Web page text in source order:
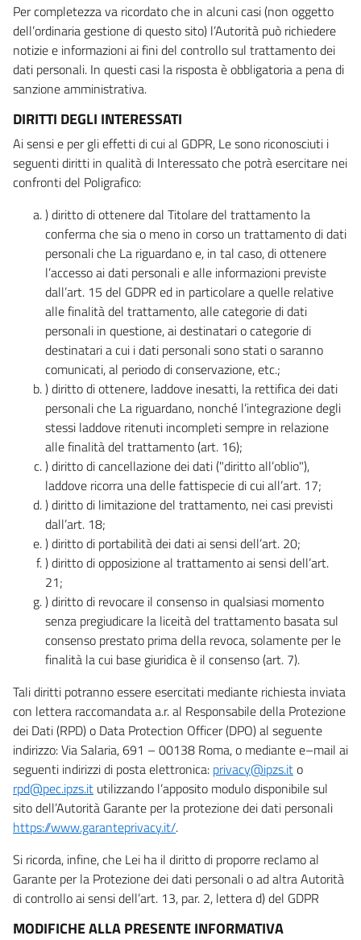
Per completezza va ricordato che in alcuni casi (non oggetto
dell’ordinaria gestione di questo sito) l’Autorità può richiedere
notizie e informazioni ai fini del controllo sul trattamento dei
dati personali. In questi casi la risposta è obbligatoria a pena di
sanzione amministrativa.
DIRITTI DEGLI INTERESSATI
Ai sensi e per gli effetti di cui al GDPR, Le sono riconosciuti i
seguenti diritti in qualità di Interessato che potrà esercitare nei
confronti del Poligrafico:
) diritto di ottenere dal Titolare del trattamento la
conferma che sia o meno in corso un trattamento di dati
personali che La riguardano e, in tal caso, di ottenere
l’accesso ai dati personali e alle informazioni previste
dall’art. 15 del GDPR ed in particolare a quelle relative
alle finalità del trattamento, alle categorie di dati
personali in questione, ai destinatari o categorie di
destinatari a cui i dati personali sono stati o saranno
comunicati, al periodo di conservazione, etc.;
) diritto di ottenere, laddove inesatti, la rettifica dei dati
personali che La riguardano, nonché l’integrazione degli
stessi laddove ritenuti incompleti sempre in relazione
alle finalità del trattamento (art. 16);
) diritto di cancellazione dei dati ("diritto all’oblio"),
laddove ricorra una delle fattispecie di cui all’art. 17;
) diritto di limitazione del trattamento, nei casi previsti
dall’art. 18;
) diritto di portabilità dei dati ai sensi dell’art. 20;
) diritto di opposizione al trattamento ai sensi dell’art.
21;
) diritto di revocare il consenso in qualsiasi momento
senza pregiudicare la liceità del trattamento basata sul
consenso prestato prima della revoca, solamente per le
finalità la cui base giuridica è il consenso (art. 7).
Tali diritti potranno essere esercitati mediante richiesta inviata
con lettera raccomandata a.r. al Responsabile della Protezione
dei Dati (RPD) o Data Protection Officer (DPO) al seguente
indirizzo: Via Salaria, 691 – 00138 Roma, o mediante e–mail ai
seguenti indirizzi di posta elettronica: privacy@ipzs.ito
rpd@pec.ipzs.it utilizzando l’apposito modulo disponibile sul
sito dell’Autorità Garante per la protezione dei dati personali
https://www.garanteprivacy.it/.
Si ricorda, infine, che Lei ha il diritto di proporre reclamo al
Garante per la Protezione dei dati personali o ad altra Autorità
di controllo ai sensi dell’art. 13, par. 2, lettera d) del GDPR
MODIFICHE ALLA PRESENTE INFORMATIVA